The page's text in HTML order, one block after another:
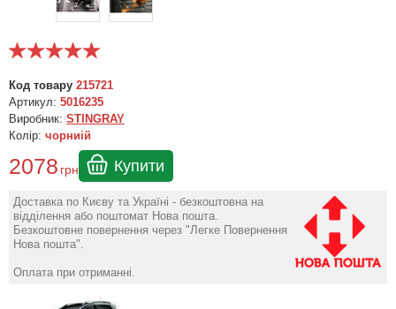
Код товару 215721
Артикул: 5016235
Виробник: STINGRAY
Колір: чорниій
2078 грн Купити
Доставка по Києву та Україні - безкоштовна на
відділення або поштомат Нова пошта.
Безкоштовне повернення через "Легке Повернення
Нова пошта".
Оплата при отриманні.